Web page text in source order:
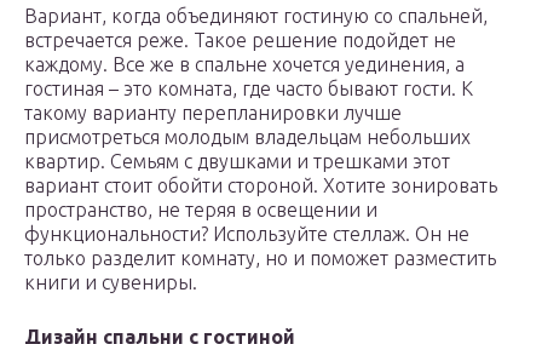
Вариант, когда объединяют гостиную со спальней,
встречается реже. Такое решение подойдет не
каждому. Все же в спальне хочется уединения, а
гостиная – это комната, где часто бывают гости. К
такому варианту перепланировки лучше
присмотреться молодым владельцам небольших
квартир. Семьям с двушками и трешками этот
вариант стоит обойти стороной. Хотите зонировать
пространство, не теряя в освещении и
функциональности? Используйте стеллаж. Он не
только разделит комнату, но и поможет разместить
книги и сувениры.
Дизайн спальни с гостиной